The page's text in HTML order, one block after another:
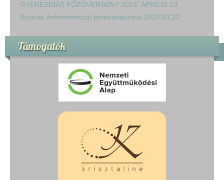
GYENESDIÁS FŐZŐVERSENY 2023. ÁPRILIS 23.
Szlovák önkormányzat bemutatkozása 2023,03,22
Támogatók